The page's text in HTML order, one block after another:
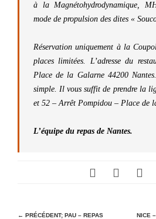
à la Magnétohydrodynamique,
mode de propulsion des dites «
Réservation uniquement à la
places limitées. L’adresse du
Place de la Galarne 44200
simple. Il vous suffit de prendre la
et 52 – Arrêt Pompidou – Place de
L’équipe du repas de Nantes.
N
← PRÉCÉDENT; PAU – REPAS NICE